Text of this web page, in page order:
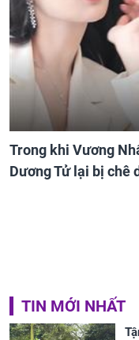
Trong khi Vương
Dương Tử lại bị chê
TIN MỚI NHẤT